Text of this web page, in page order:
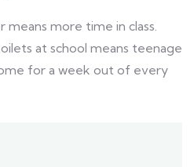
more time in class.
at school means teenage
for a week out of every